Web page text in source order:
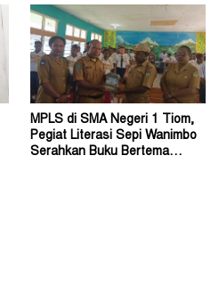
MPLS di SMA Negeri 1 Tiom,
Pegiat Literasi Sepi Wanimbo
Serahkan Buku Bertema